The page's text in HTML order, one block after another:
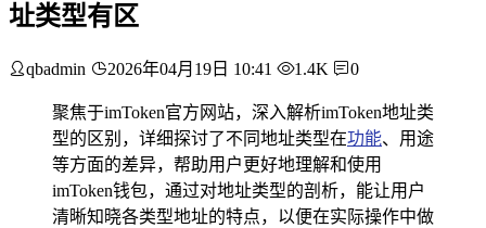
址类型有区
qbadmin 2026年04月19日 10:41 1.4K 0
聚焦于imToken官方网站，深入解析imToken地址类
型的区别，详细探讨了不同地址类型在功能、用途
等方面的差异，帮助用户更好地理解和使用
imToken钱包，通过对地址类型的剖析，能让用户
清晰知晓各类型地址的特点，以便在实际操作中做